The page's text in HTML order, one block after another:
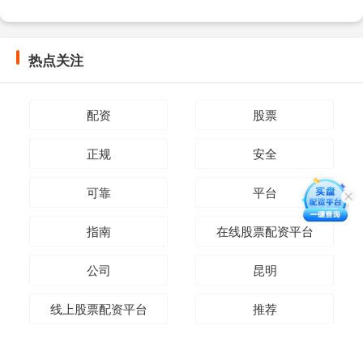
热点关注
配资 股票
正规 安全
可靠 平台
指南 在线股票配资平台
公司 昆明
线上股票配资平台 推荐